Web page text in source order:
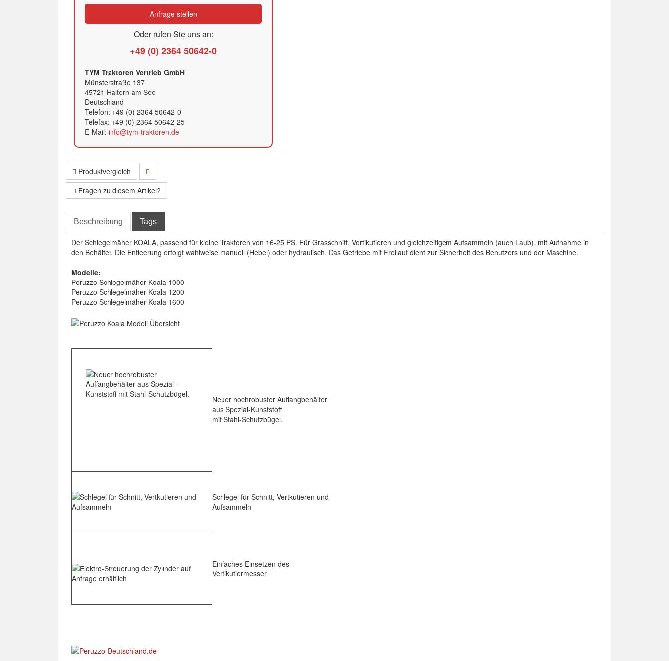
Anfrage stellen
Oder rufen Sie uns an:
+49 (0) 2364 50642-0
TYM Traktoren Vertrieb GmbH
Münsterstraße 137
45721 Haltern am See
Deutschland
Telefon: +49 (0) 2364 50642-0
Telefax: +49 (0) 2364 50642-25
E-Mail:info@tym-traktoren.de
Produktvergleich
Fragen zu diesem Artikel?
Beschreibung Tags
Der Schlegelmäher KOALA, passend für kleine Traktoren von 16-25 PS. Für Grasschnitt, Vertikutieren und gleichzeitigem Aufsammeln (auch Laub), mit Aufnahme in
den Behälter. Die Entleerung erfolgt wahlweise manuell (Hebel) oder hydraulisch. Das Getriebe mit Freilauf dient zur Sicherheit des Benutzers und der Maschine.
Modelle:
Peruzzo Schlegelmäher Koala 1000
Peruzzo Schlegelmäher Koala 1200
Peruzzo Schlegelmäher Koala 1600
Neuer hochrobuster Auffangbehälter
aus Spezial-Kunststoff
mit Stahl-Schutzbügel.
Schlegel für Schnitt, Vertkutieren und
Aufsammeln
Einfaches Einsetzen des
Vertikutiermesser